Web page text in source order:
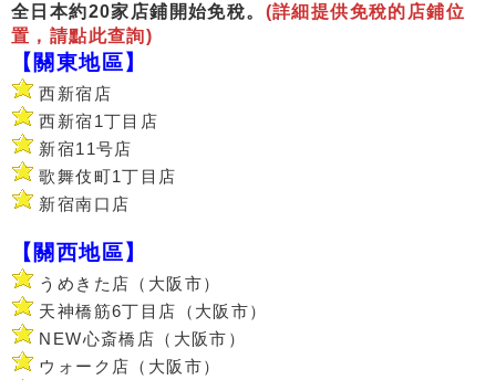
全日本約20家店鋪開始免稅。 (詳細提供免稅的店鋪位
置，請點此查詢)
【關東地區】
西新宿店
西新宿1丁目店
新宿11号店
歌舞伎町1丁目店
新宿南口店
【關西地區】
うめきた店（大阪市）
天神橋筋6丁目店（大阪市）
NEW心斎橋店（大阪市）
ウォーク店（大阪市）